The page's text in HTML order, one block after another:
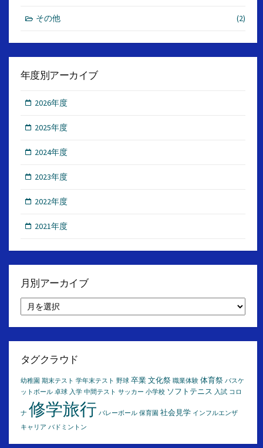
その他 (2)
年度別アーカイブ
2026年度
2025年度
2024年度
2023年度
2022年度
2021年度
月別アーカイブ
別
ア
イ
タグクラウド
幼稚園 期末テスト 学年末テスト 野球 卒業 文化祭 職業体験 体育祭 バスケ
ットボール 卓球 入学 中間テスト サッカー 小学校 ソフトテニス 入試 コロ
ナ 修学旅行 バレーボール 保育園 社会見学 インフルエンザ
キャリア バドミントン